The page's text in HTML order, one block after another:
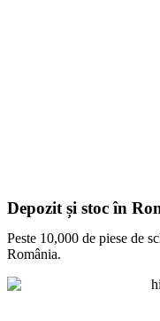
Depozit și stoc în
Peste 10,000 de piese de
România.